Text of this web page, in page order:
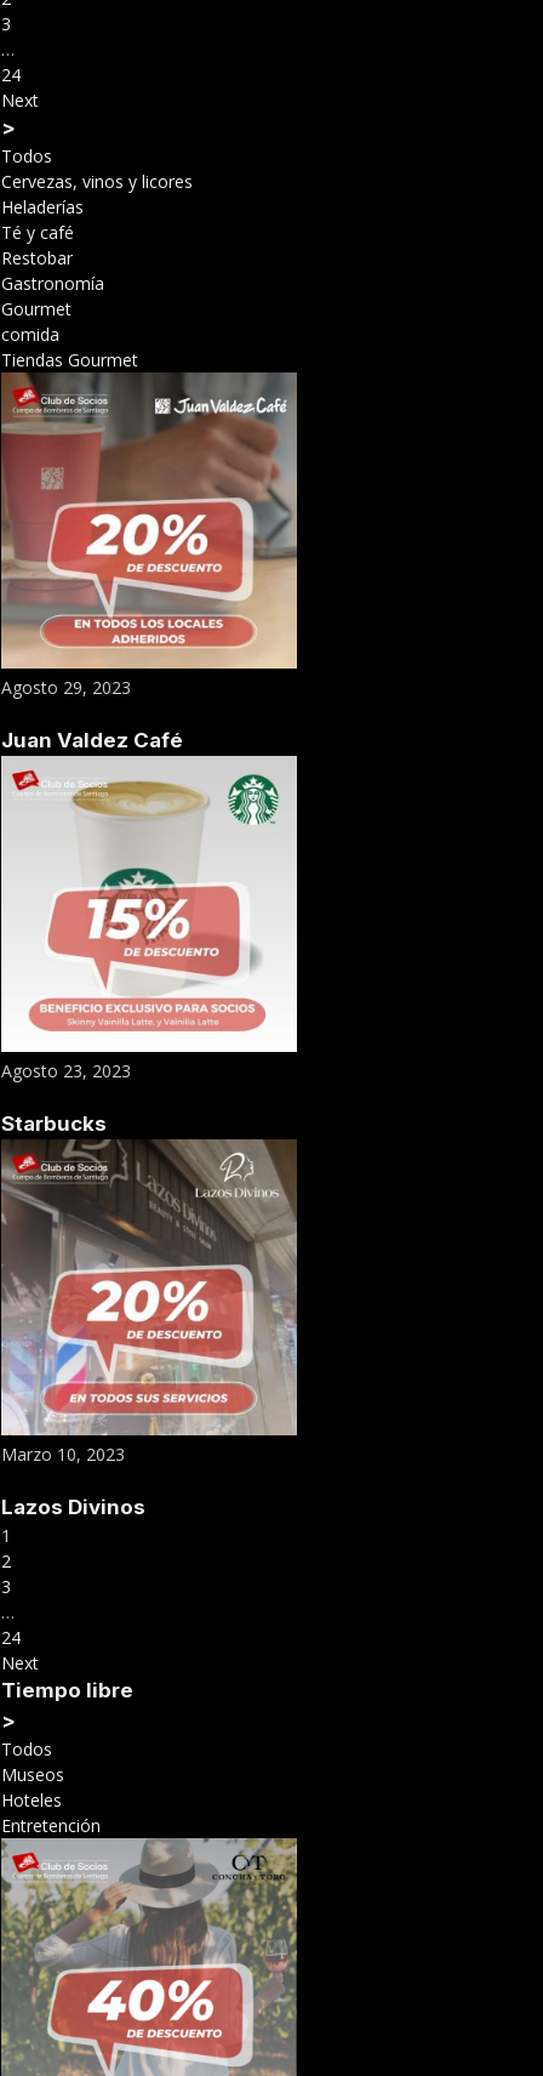
3
…
24
Next
>
Todos
Cervezas, vinos y licores
Heladerías
Té y café
Restobar
Gastronomía
Gourmet
comida
Tiendas Gourmet
Agosto 29, 2023
Juan Valdez Café
Agosto 23, 2023
Starbucks
Marzo 10, 2023
Lazos Divinos
1
2
3
…
24
Next
Tiempo libre
>
Todos
Museos
Hoteles
Entretención